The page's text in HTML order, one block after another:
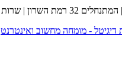
054-4274215 |
- מומחה מחשוב ואינטרנט